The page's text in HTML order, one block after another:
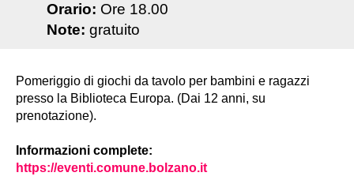
Orario: Ore 18.00
Note: gratuito
Pomeriggio di giochi da tavolo per bambini e ragazzi
presso la Biblioteca Europa. (Dai 12 anni, su
prenotazione).
Informazioni complete:
https://eventi.comune.bolzano.it